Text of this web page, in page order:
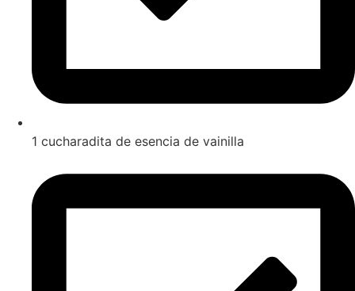
1 cucharadita de esencia de vainilla